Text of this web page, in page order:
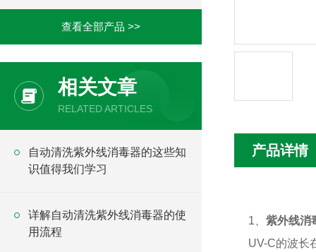
查看全部产品 >>
相关文章
RELATED ARTICLES
自动清洗紫外线消毒器的这些知
识值得我们学习
详解自动清洗紫外线消毒器的使
用流程
产品详情
1
紫外线消
UV-C的波长